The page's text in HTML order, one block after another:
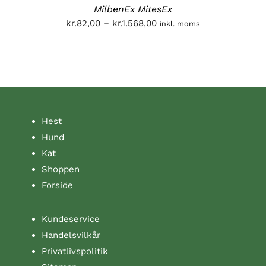
MilbenEx MitesEx
kr.82,00 – kr.1.568,00Prisinterval:
inkl. moms
Hest
Hund
Kat
Shoppen
Forside
Kundeservice
Handelsvilkår
Privatlivspolitik